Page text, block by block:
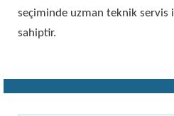
seçiminde uzman teknik servis
sahiptir.